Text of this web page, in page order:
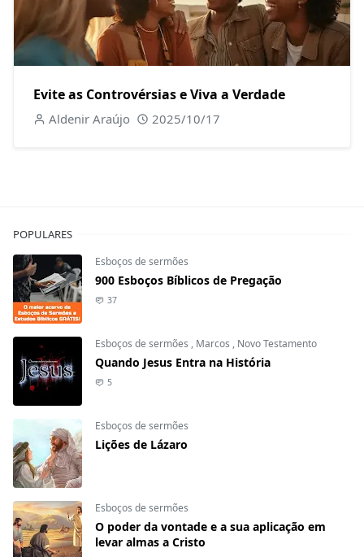
Evite as Controvérsias e Viva a Verdade
Aldenir Araújo 2025/10/17
POPULARES
Esboços de sermões
900 Esboços Bíblicos de Pregação
37
Esboços de sermões , Marcos , Novo Testamento
Quando Jesus Entra na História
5
Esboços de sermões
Lições de Lázaro
Esboços de sermões
O poder da vontade e a sua aplicação em
levar almas a Cristo